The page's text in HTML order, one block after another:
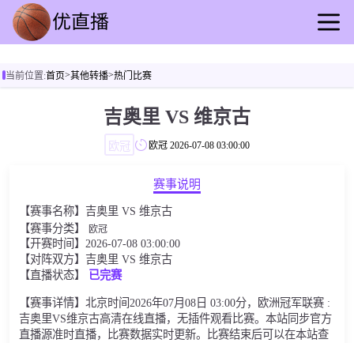
足球直播
其他转播
当前位置:首页>其他转播>热门比赛
吉奥里 VS 维京古
欧冠 欧冠 2026-07-08 03:00:00
赛事说明
【赛事名称】吉奥里 VS 维京古
【赛事分类】
欧冠
【开赛时间】2026-07-08 03:00:00
【对阵双方】吉奥里 VS 维京古
【直播状态】
已完赛
【赛事详情】北京时间2026年07月08日 03:00分，欧洲冠军联赛 :
吉奥里VS维京古高清在线直播，无插件观看比赛。本站同步官方
直播源准时直播，比赛数据实时更新。比赛结束后可以在本站查